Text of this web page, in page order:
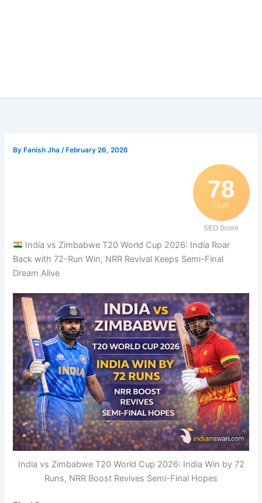
By Fanish Jha/ February 26, 2026
78
/ 100
SEO Score
India vs Zimbabwe T20 World Cup 2026: India Roar
Back with 72-Run Win, NRR Revival Keeps Semi-Final
Dream Alive
India vs Zimbabwe T20 World Cup 2026: India Win by 72
Runs, NRR Boost Revives Semi-Final Hopes